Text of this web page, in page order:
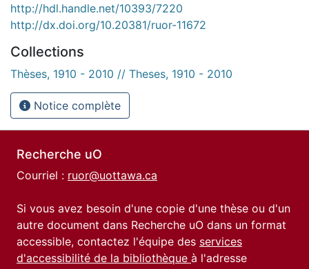
http://hdl.handle.net/10393/7220
http://dx.doi.org/10.20381/ruor-11672
Collections
Thèses, 1910 - 2010 // Theses, 1910 - 2010
Notice complète
Recherche uO
Courriel : ruor@uottawa.ca
Si vous avez besoin d'une copie d'une thèse ou d'un
autre document dans Recherche uO dans un format
accessible, contactez l'équipe des services
d'accessibilité de la bibliothèque à l'adresse